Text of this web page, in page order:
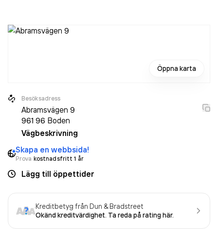
Öppna karta
Besöksadress
Abramsvägen 9
961 96 Boden
Vägbeskrivning
Skapa en webbsida!
Prova kostnadsfritt 1 år
Lägg till öppettider
Kreditbetyg från Dun & Bradstreet
Okänd kreditvärdighet. Ta reda på rating här.